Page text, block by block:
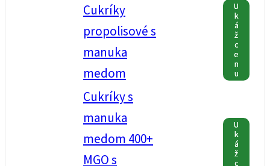
Cukríky
propolisové s
manuka
medom
U
k
á
ž
c
e
n
u
Cukríky s
manuka
medom 400+
MGO s
U
k
á
ž
c